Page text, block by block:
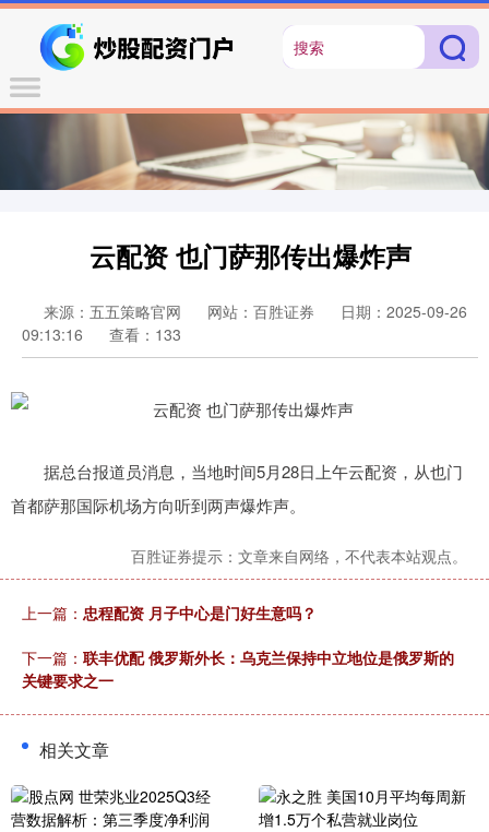
云配资 也门萨那传出爆炸声
来源：五五策略官网 网站：百胜证券
日期：2025-09-26
09:13:16
查看：133
据总台报道员消息，当地时间5月28日上午云配资，从也门
首都萨那国际机场方向听到两声爆炸声。
百胜证券提示：文章来自网络，不代表本站观点。
上一篇： 忠程配资 月子中心是门好生意吗？
下一篇： 联丰优配 俄罗斯外长：乌克兰保持中立地位是俄罗斯的
关键要求之一
相关文章